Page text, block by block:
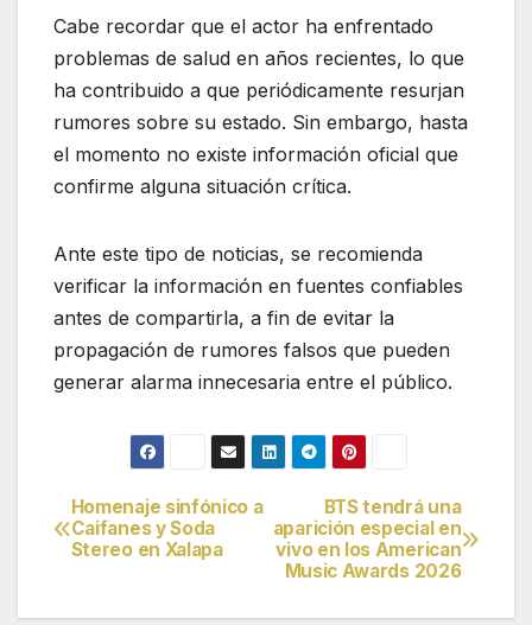
Cabe recordar que el actor ha enfrentado
problemas de salud en años recientes, lo que
ha contribuido a que periódicamente resurjan
rumores sobre su estado. Sin embargo, hasta
el momento no existe información oficial que
confirme alguna situación crítica.
Ante este tipo de noticias, se recomienda
verificar la información en fuentes confiables
antes de compartirla, a fin de evitar la
propagación de rumores falsos que pueden
generar alarma innecesaria entre el público.
Navegación
de
BTS tendrá una
aparición especial en
vivo en los American
Music Awards 2026
Homenaje sinfónico a
Caifanes y Soda
Stereo en Xalapa